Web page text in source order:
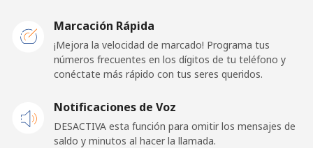
Línea fija ⁦45.5¢⁩ 10 min por ⁦$5⁩
⁦48.9¢⁩ 10 min por ⁦$5⁩
New Zealand
Marcación Rápida
¡Mejora la velocidad de marcado! Programa tus
números frecuentes en los dígitos de tu teléfono y
conéctate más rápido con tus seres queridos.
Notificaciones de Voz
DESACTIVA esta función para omitir los mensajes de
saldo y minutos al hacer la llamada.